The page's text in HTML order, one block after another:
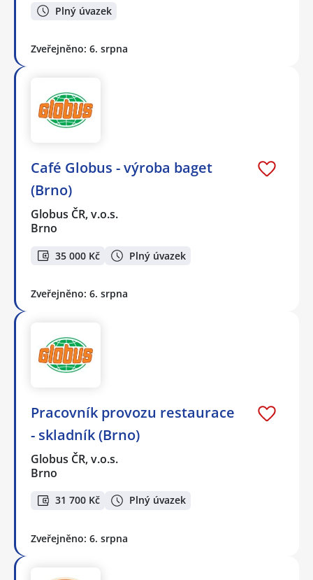
Plný úvazek
Zveřejněno: 6. srpna
Café Globus - výroba baget
(Brno)
Globus ČR, v.o.s.
Brno
35 000 Kč Plný úvazek
Zveřejněno: 6. srpna
Pracovník provozu restaurace
- skladník (Brno)
Globus ČR, v.o.s.
Brno
31 700 Kč Plný úvazek
Zveřejněno: 6. srpna